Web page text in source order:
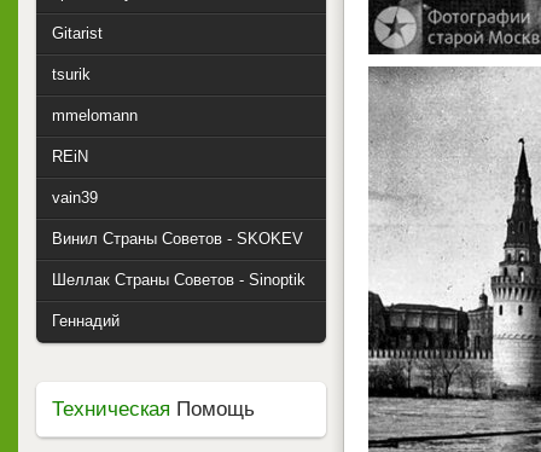
Gitarist
tsurik
mmelomann
REiN
vain39
Винил Страны Советов - SKOKEV
Шеллак Страны Советов - Sinoptik
Геннадий
Техническая Помощь